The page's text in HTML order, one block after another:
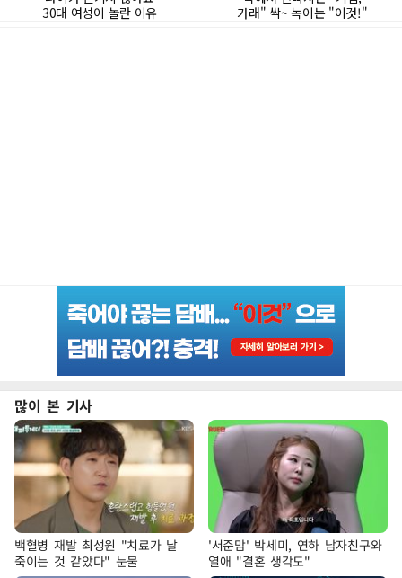
많이 본 기사
백혈병 재발 최성원 "치료가 날
죽이는 것 같았다" 눈물
'서준맘' 박세미, 연하 남자친구와
열애 "결혼 생각도"